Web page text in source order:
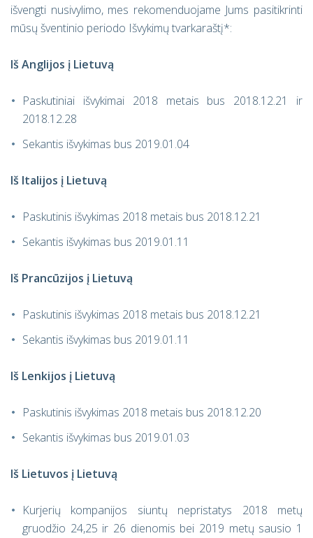
išvengti nusivylimo, mes rekomenduojame Jums pasitikrinti
mūsų šventinio periodo Išvykimų tvarkaraštį*:
Iš Anglijos į Lietuvą
Paskutiniai išvykimai 2018 metais bus 2018.12.21 ir
2018.12.28
Sekantis išvykimas bus 2019.01.04
Iš Italijos į Lietuvą
Paskutinis išvykimas 2018 metais bus 2018.12.21
Sekantis išvykimas bus 2019.01.11
Iš Prancūzijos į Lietuvą
Paskutinis išvykimas 2018 metais bus 2018.12.21
Sekantis išvykimas bus 2019.01.11
Iš Lenkijos į Lietuvą
Paskutinis išvykimas 2018 metais bus 2018.12.20
Sekantis išvykimas bus 2019.01.03
Iš Lietuvos į Lietuvą
Kurjerių kompanijos siuntų nepristatys 2018 metų
gruodžio 24,25 ir 26 dienomis bei 2019 metų sausio 1